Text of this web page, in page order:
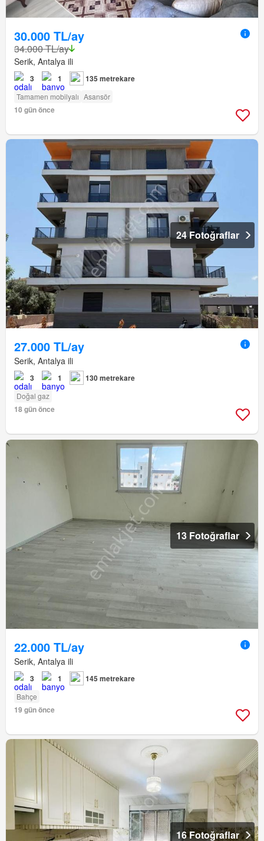
30.000 TL/ay
34.000 TL/ay
Serik, Antalya ili
3 1 135 metrekare
Tamamen mobilyalı Asansör
10 gün önce
24 Fotoğraflar
27.000 TL/ay
Serik, Antalya ili
3 1 130 metrekare
Doğal gaz
18 gün önce
13 Fotoğraflar
22.000 TL/ay
Serik, Antalya ili
3 1 145 metrekare
Bahçe
19 gün önce
16 Fotoğraflar